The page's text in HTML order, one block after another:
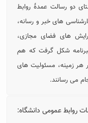
دو رسالت عمدۀ روابط
های خبر و رسانه،
های فضای مجازی،
شکل گرفت که هم
هر زمینه، مسئولیت های
می رسانند.
روابط عمومی دانشگاه: